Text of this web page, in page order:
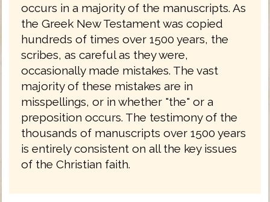
occurs in a majority of the manuscripts. As
the Greek New Testament was copied
hundreds of times over 1500 years, the
scribes, as careful as they were,
occasionally made mistakes. The vast
majority of these mistakes are in
misspellings, or in whether "the" or a
preposition occurs. The testimony of the
thousands of manuscripts over 1500 years
is entirely consistent on all the key issues
of the Christian faith.